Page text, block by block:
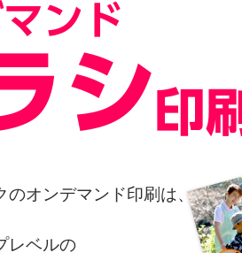
のオンデマンド印刷は、
レベルの